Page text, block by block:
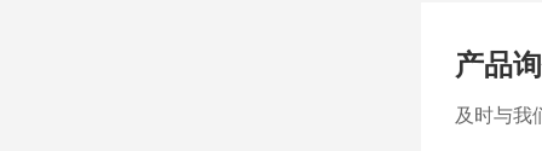
产品
及时与我